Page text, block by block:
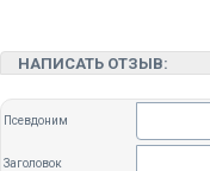
НАПИСАТЬ ОТЗЫВ:
Псевдоним
Заголовок